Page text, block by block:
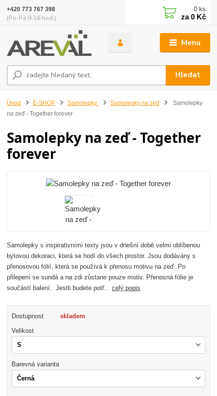
Menu
Hledat
+420 773 767 398
(Po-Pá 8-16 hod.)
0 ks
za0 Kč
Úvod E-SHOP Samolepky Samolepky na zeď
Samolepky
na zeď - Together forever
Samolepky na zeď - Together
forever
Samolepky s inspirativními texty jsou v dnešní době velmi oblíbenou
bytovou dekoraci, která se hodí do všech prostor. Jsou dodávány s
přenosovou fólií, která se používá k přenosu motivu na zeď. Po
přilepení se sundá a na zdi zůstane pouze motiv. Přenosná fólie je
součástí balení. Jestli budete potř...celý popis
Dostupnost skladem
Velikost
Barevná varianta